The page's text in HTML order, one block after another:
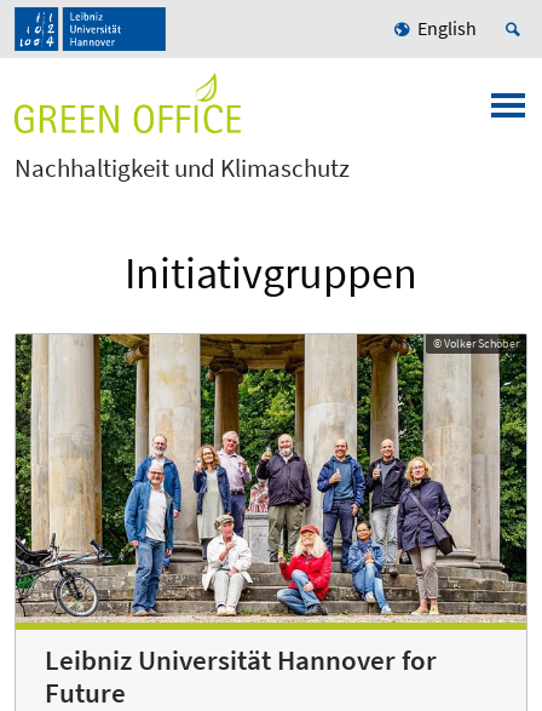
English
Nachhaltigkeit und Klimaschutz
Initiativgruppen
© Volker Schöber
Leibniz Universität Hannover for
Future